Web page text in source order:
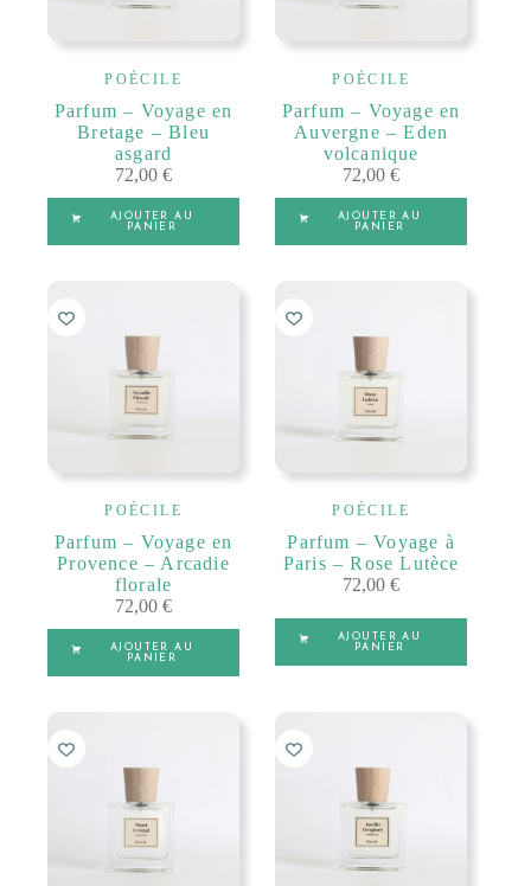
POÉCILE
Parfum – Voyage en
Bretage – Bleu
asgard
72,00€
AJOUTER AU
PANIER
POÉCILE
Parfum – Voyage en
Auvergne – Eden
volcanique
72,00€
AJOUTER AU
PANIER
POÉCILE
Parfum – Voyage en
Provence – Arcadie
florale
72,00€
AJOUTER AU
PANIER
POÉCILE
Parfum – Voyage à
Paris – Rose Lutèce
72,00€
AJOUTER AU
PANIER